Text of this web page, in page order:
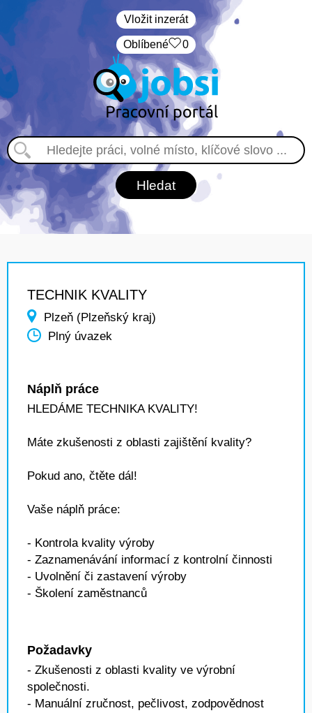
Vložit inzerát
Oblíbené 0
TECHNIK KVALITY
Plzeň (Plzeňský kraj)
Plný úvazek
Náplň práce
HLEDÁME TECHNIKA KVALITY!
Máte zkušenosti z oblasti zajištění kvality?
Pokud ano, čtěte dál!
Vaše náplň práce:
- Kontrola kvality výroby
- Zaznamenávání informací z kontrolní činnosti
- Uvolnění či zastavení výroby
- Školení zaměstnanců
Požadavky
- Zkušenosti z oblasti kvality ve výrobní
společnosti.
- Manuální zručnost, pečlivost, zodpovědnost